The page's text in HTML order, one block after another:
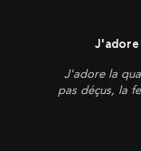
J'adore la
pas déçus, la